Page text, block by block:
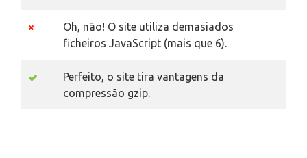
Oh, não! O site utiliza demasiados
ficheiros JavaScript (mais que 6).
Perfeito, o site tira vantagens da
compressão gzip.